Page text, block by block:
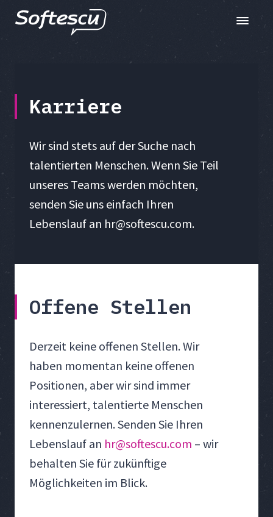
Toggle
Karriere
Wir sind stets auf der Suche nach
talentierten Menschen. Wenn Sie Teil
unseres Teams werden möchten,
senden Sie uns einfach Ihren
Lebenslauf an hr@softescu.com.
Offene Stellen
Derzeit keine offenen Stellen. Wir
haben momentan keine offenen
Positionen, aber wir sind immer
interessiert, talentierte Menschen
kennenzulernen. Senden Sie Ihren
Lebenslauf an hr@softescu.com – wir
behalten Sie für zukünftige
Möglichkeiten im Blick.